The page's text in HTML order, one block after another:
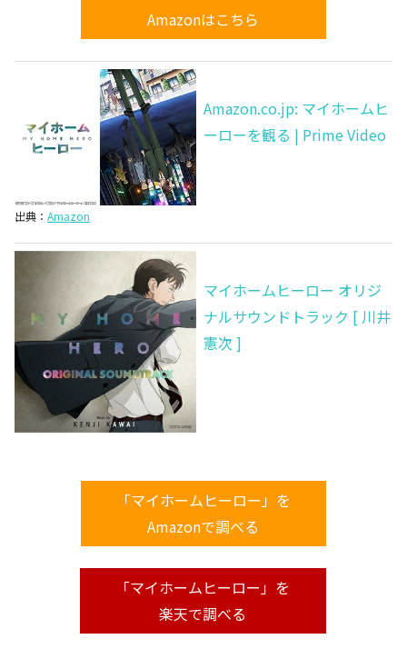
Amazonはこちら
Amazon.co.jp: マイホームヒ
ーローを観る | Prime Video
出典： Amazon
マイホームヒーロー オリジ
ナルサウンドトラック [ 川井
憲次 ]
「マイホームヒーロー」を
Amazonで調べる
「マイホームヒーロー」を
楽天で調べる